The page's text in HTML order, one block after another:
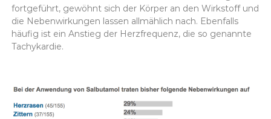
fortgeführt, gewöhnt sich der Körper an den Wirkstoff und
die Nebenwirkungen lassen allmählich nach. Ebenfalls
häufig ist ein Anstieg der Herzfrequenz, die so genannte
Tachykardie.